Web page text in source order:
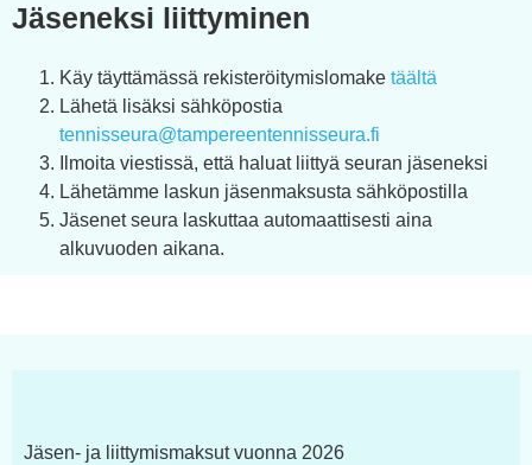
Jäseneksi liittyminen
Käy täyttämässä rekisteröitymislomake täältä
Lähetä lisäksi sähköpostia
tennisseura@tampereentennisseura.fi
Ilmoita viestissä, että haluat liittyä seuran jäseneksi
Lähetämme laskun jäsenmaksusta sähköpostilla
Jäsenet seura laskuttaa automaattisesti aina
alkuvuoden aikana.
Jäsen- ja liittymismaksut vuonna 2026